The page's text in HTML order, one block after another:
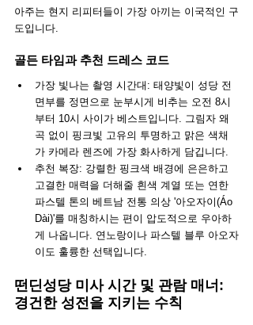
아주는 현지 리피터들이 가장 아끼는 이국적인 구
도입니다.
골든 타임과 추천 드레스 코드
가장 빛나는 촬영 시간대: 태양빛이 성당 전
면부를 정면으로 눈부시게 비추는 오전 8시
부터 10시 사이가 베스트입니다. 그림자 왜
곡 없이 핑크빛 고유의 투명하고 맑은 색채
가 카메라 렌즈에 가장 화사하게 담깁니다.
추천 복장: 강렬한 핑크색 배경에 은은하고
고결한 매력을 더해줄 흰색 계열 또는 연한
파스텔 톤의 베트남 전통 의상 '아오자이(Áo
Dài)'를 매칭하시는 편이 압도적으로 우아하
게 나옵니다. 연노랑이나 파스텔 블루 아오자
이도 훌륭한 선택입니다.
떤딘성당 미사 시간 및 관람 매너:
경건한 성전을 지키는 수칙